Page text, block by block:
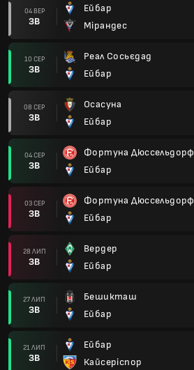
04 ВЕР
ЗВ
Ейбар
Мірандес
10 СЕР
ЗВ
Реал Сосьєдад
Ейбар
08 СЕР
ЗВ
Осасуна
Ейбар
04 СЕР
ЗВ
Фортуна Дюссельдорф
Ейбар
03 СЕР
ЗВ
Фортуна Дюссельдорф
Ейбар
28 ЛИП
ЗВ
Вердер
Ейбар
27 ЛИП
ЗВ
Бешикташ
Ейбар
21 ЛИП
ЗВ
Ейбар
Кайсеріспор